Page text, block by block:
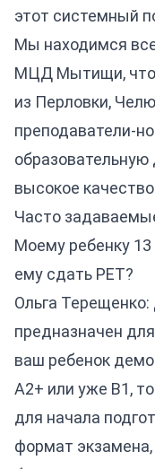
этот системный
Мы находимся
МЦД Мытищи, что
из Перловки,
преподаватели-
образовательную
высокое
Часто
Моему ребенку
ему сдать PET?
Ольга Терещенко:
предназначен
ваш ребенок
А2+ или уже B1,
для начала
формат